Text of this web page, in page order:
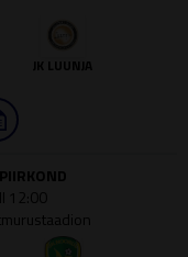
JK LUUNJA
12:00